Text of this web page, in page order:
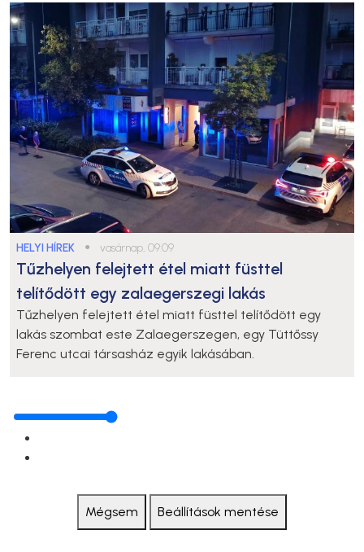
HELYI HÍREK ● vasárnap, 09:09
Tűzhelyen felejtett étel miatt füsttel
telítődött egy zalaegerszegi lakás
Tűzhelyen felejtett étel miatt füsttel telítődött egy
lakás szombat este Zalaegerszegen, egy Tüttőssy
Ferenc utcai társasház egyik lakásában.
Mégsem Beállítások mentése